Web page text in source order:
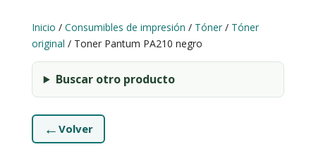
Inicio / Consumibles de impresión / Tóner/ Tóner
original / Toner Pantum PA210 negro
Buscar otro producto
← Volver